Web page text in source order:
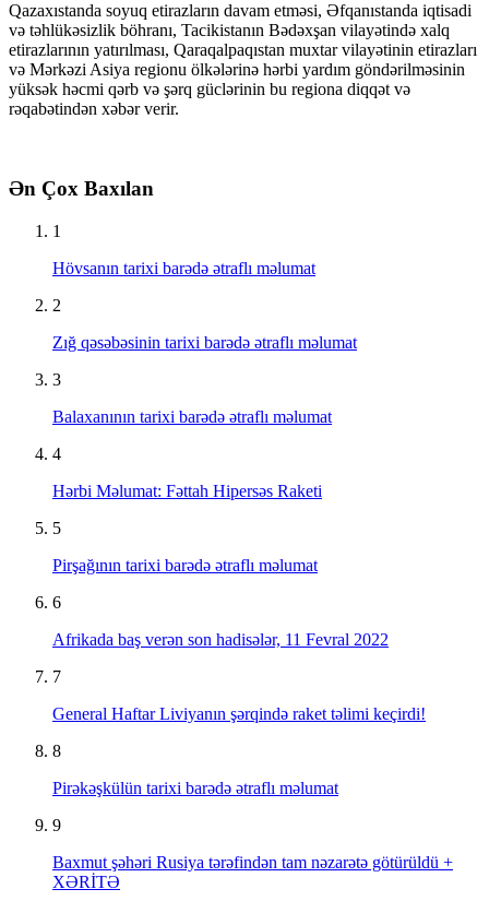
Qazaxıstanda soyuq etirazların davam etməsi, Əfqanıstanda iqtisadi
və təhlükəsizlik böhranı, Tacikistanın Bədəxşan vilayətində xalq
etirazlarının yatırılması, Qaraqalpaqıstan muxtar vilayətinin etirazları
və Mərkəzi Asiya regionu ölkələrinə hərbi yardım göndərilməsinin
yüksək həcmi qərb və şərq güclərinin bu regiona diqqət və
rəqabətindən xəbər verir.
Ən Çox Baxılan
1
Hövsanın tarixi barədə ətraflı məlumat
2
Zığ qəsəbəsinin tarixi barədə ətraflı məlumat
3
Balaxanının tarixi barədə ətraflı məlumat
4
Hərbi Məlumat: Fəttah Hipersəs Raketi
5
Pirşağının tarixi barədə ətraflı məlumat
6
Afrikada baş verən son hadisələr, 11 Fevral 2022
7
General Haftar Liviyanın şərqində raket təlimi keçirdi!
8
Pirəkəşkülün tarixi barədə ətraflı məlumat
9
Baxmut şəhəri Rusiya tərəfindən tam nəzarətə götürüldü +
XƏRİTƏ